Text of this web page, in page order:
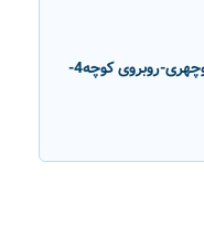
خیابان قاآنی شمالی-خیابان منوچهری-روبروی کوچه4-